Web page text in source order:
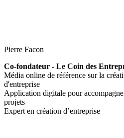
Pierre Facon
Co-fondateur - Le Coin des
Média online de référence sur la
d'entreprise
Application digitale pour
projets
Expert en création d’entreprise